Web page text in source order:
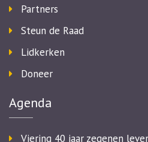
Partners
Steun de Raad
Lidkerken
Doneer
Agenda
Viering 40 jaar zegenen